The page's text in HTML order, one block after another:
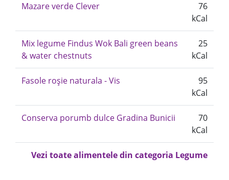
Mazare verde Clever
76
kCal
Mix legume Findus Wok Bali green beans
& water chestnuts
25
kCal
Fasole roșie naturala - Vis
95
kCal
Conserva porumb dulce Gradina Bunicii
70
kCal
Vezi toate alimentele din categoria Legume